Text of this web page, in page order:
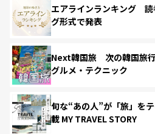
エアラインランキング 読
グ形式で発表
Next韓国旅 次の韓国旅行
グルメ・テクニック
旬な“あの人”が「旅」を
載 MY TRAVEL STORY